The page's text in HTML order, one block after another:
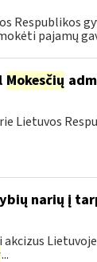
Respublikos
pajamų
Mokesčių
Lietuvos
narių į
...